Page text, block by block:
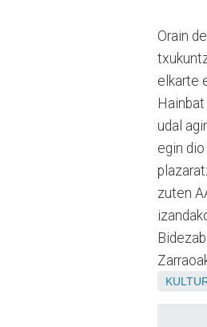
Orain
elkarte
udal
egin
zuten